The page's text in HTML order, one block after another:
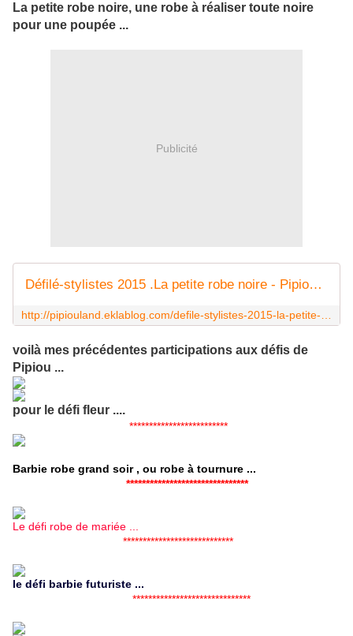
La petite robe noire, une robe à réaliser toute noire
pour une poupée ...
Publicité
Défilé-stylistes 2015 .La petite robe noire - Pipiouland.eklablog.com
voilà mes précédentes participations aux défis de
Pipiou ...
pour le défi fleur ....
*************************
Barbie robe grand soir , ou robe à tournure ...
*******************************
Le défi robe de mariée ...
****************************
le défi barbie futuriste ...
******************************